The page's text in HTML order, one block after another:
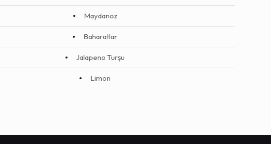
Maydanoz
Baharatlar
Jalapeno Turşu
Limon